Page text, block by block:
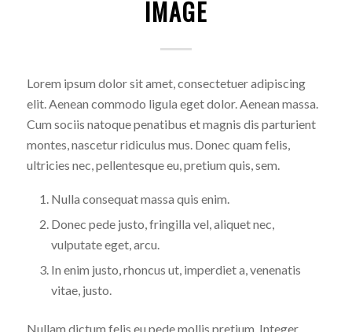
IMAGE
Lorem ipsum dolor sit amet, consectetuer adipiscing
elit. Aenean commodo ligula eget dolor. Aenean massa.
Cum sociis natoque penatibus et magnis dis parturient
montes, nascetur ridiculus mus. Donec quam felis,
ultricies nec, pellentesque eu, pretium quis, sem.
Nulla consequat massa quis enim.
Donec pede justo, fringilla vel, aliquet nec,
vulputate eget, arcu.
In enim justo, rhoncus ut, imperdiet a, venenatis
vitae, justo.
Nullam dictum felis eu pede mollis pretium. Integer